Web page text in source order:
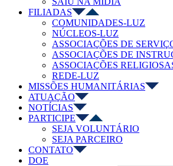
FILIADAS
COMUNIDADES-LUZ
NÚCLEOS-LUZ
ASSOCIAÇÕES DE
ASSOCIAÇÕES DE
ASSOCIAÇÕES
REDE-LUZ
MISSÕES HUMANITÁRIAS
ATUAÇÃO
NOTÍCIAS
PARTICIPE
SEJA VOLUNTÁRIO
SEJA PARCEIRO
CONTATO
DOE